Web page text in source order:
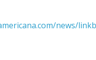
news/